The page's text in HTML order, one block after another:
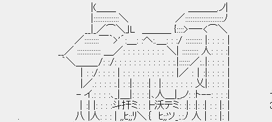
|(＿＿ ＿＿＿.ノ|
|::::::::::::::＼ ／:::::::::::::::::::::ﾉ
__|_／⌒＼｣L ＿＿＿ {::::>―‐<⌒＼
／::::::::￣｀>'´:＿: :へ:.＿: : :/ ::::::::: |: : : :｜
__／ ::::::::::::: ＿／: : : : : : : : : ＼| ::::::::: 人: : : :|
｀＼＿＿_/: :/: : : : : : : : : : : : :.|::::::／:..|: : : :｜
｜: :/: : : : | : : : : : : : : : : : |／ :｜:|: : : :｜
|／.: : : : :.| : :|: : : :| : |: : : : : : : 乂|: : : :｜
- イ.: : : :､_|＿|: : : :|､人＿|_,ノ: :ト--: : : :| そうは
｜:| |: : : :斗扞ミ: :├沃テミ: :|: :|: :| : : |:｜ 3日で
. 八 |人: : : | ,,ﾋ;;ﾘ＼｛ ﾋ;;ツ_:.:ﾉ 人 | : : |:｜